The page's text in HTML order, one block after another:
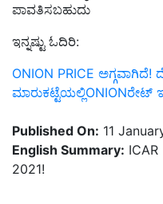
ಪಾವತಿಸಬಹುದು
ಇನ್ನಷ್ಟು ಓದಿರಿ:
ONION PRICE ಅಗ್ಗವಾಗಿದೆ!
ಮಾರುಕಟ್ಟೆಯಲ್ಲಿONIONರೇಟ್
Published On: 11
English Summary:
2021!